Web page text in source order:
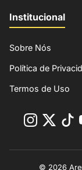
Institucional
Sobre Nós
Política de
Termos de Uso
© 2026